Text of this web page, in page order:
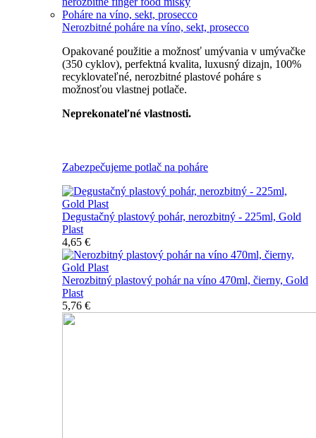
Poháre na víno, sekt, prosecco
Nerozbitné poháre na víno, sekt, prosecco
Opakované použitie a možnosť umývania v umývačke
(350 cyklov), perfektná kvalita, luxusný dizajn, 100%
recyklovateľné, nerozbitné plastové poháre s
možnosťou vlastnej potlače.
Neprekonateľné vlastnosti.
Zabezpečujeme potlač na poháre
Degustačný plastový pohár, nerozbitný - 225ml, Gold
Plast
4,65 €
Nerozbitný plastový pohár na víno 470ml, čierny, Gold
Plast
5,76 €